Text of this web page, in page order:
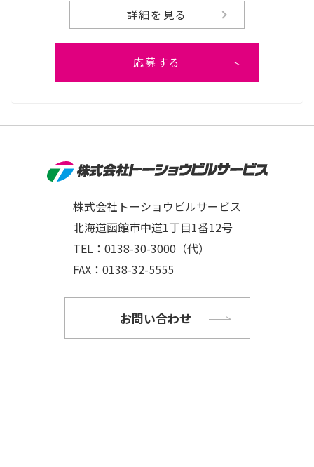
詳細を見る
応募する
株式会社トーショウビルサービス
北海道函館市中道1丁目1番12号
TEL： 0138-30-3000 （代）
FAX：0138-32-5555
お問い合わせ